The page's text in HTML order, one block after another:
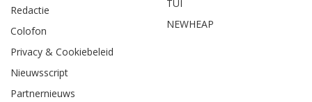
Redactie
Colofon
Privacy & Cookiebeleid
Nieuwsscript
Partnernieuws
TUI
NEWHEAP